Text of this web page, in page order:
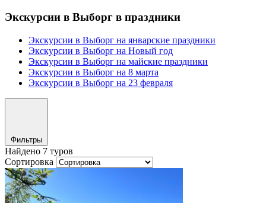
Экскурсии в Выборг в праздники
Экскурсии в Выборг на январские праздники
Экскурсии в Выборг на Новый год
Экскурсии в Выборг на майские праздники
Экскурсии в Выборг на 8 марта
Экскурсии в Выборг на 23 февраля
Фильтры
Найдено 7 туров
Сортировка